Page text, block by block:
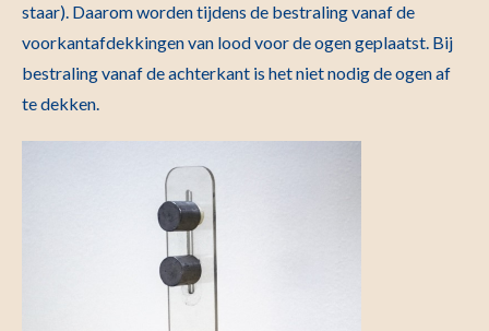
staar). Daarom worden tijdens de bestraling vanaf de
voorkantafdekkingen van lood voor de ogen geplaatst. Bij
bestraling vanaf de achterkant is het niet nodig de ogen af
te dekken.